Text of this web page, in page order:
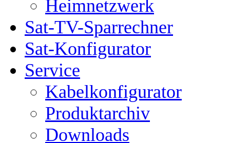
Heimnetzwerk
Sat-TV-Sparrechner
Sat-Konfigurator
Service
Kabelkonfigurator
Produktarchiv
Downloads